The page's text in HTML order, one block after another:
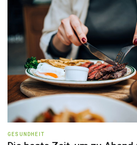
GESUNDHEIT